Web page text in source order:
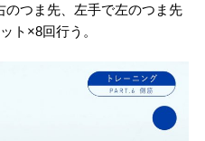
つま先、左手で左のつま先
ト×8回行う。